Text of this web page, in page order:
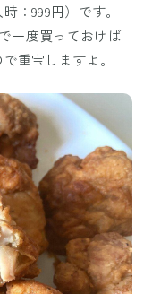
：999円）です。
一度買っておけば
重宝しますよ。